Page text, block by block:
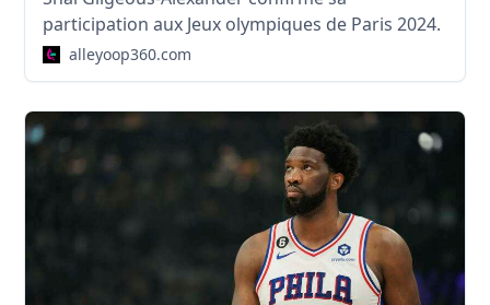
participation aux Jeux olympiques de Paris 2024.
alleyoop360.com